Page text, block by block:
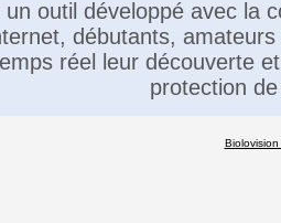
outil développé avec la
débutants,
réel leur découverte
protection
Biolovision